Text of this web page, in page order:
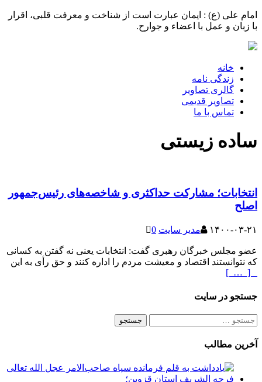
امام علی (ع) : ایمان عبارت است از شناخت و معرفت قلبی، اقرار
با زبان و عمل با اعضاء و جوارح.
خانه
زندگی نامه
گالری تصاویر
تصاویر قدیمی
تماس با ما
ساده زیستی
انتخابات؛ مشارکت حداکثری و شاخصه‌های رئیس‌جمهور
اصلح
۱۴۰۰-۰۳-۲۱ مدیر سایت 0
عضو مجلس خبرگان رهبری گفت: انتخابات یعنی نه گفتن به کسانی
که نتوانستند اقتصاد و معیشت مردم را اداره کنند و حق رأی به این
[ … ]
جستجو در سایت
جستجو
آخرین مطالب